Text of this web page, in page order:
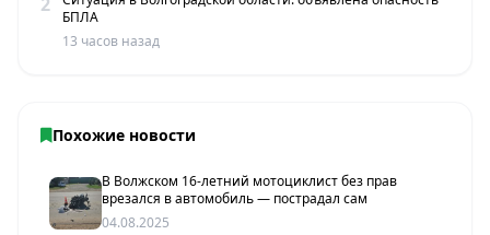
БПЛА
13 часов назад
Похожие новости
В Волжском 16-летний мотоциклист без прав
врезался в автомобиль — пострадал сам
04.08.2025